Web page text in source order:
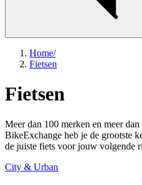
Home/
Fietsen
Fietsen
Meer dan 100 merken en meer
BikeExchange heb je de grootste
de juiste fiets voor jouw volgende
City & Urban